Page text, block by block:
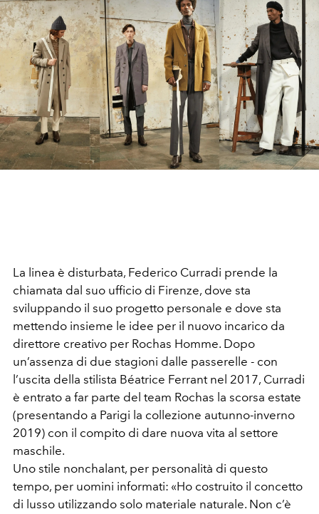
La linea è disturbata, Federico Curradi prende la
chiamata dal suo ufficio di Firenze, dove sta
sviluppando il suo progetto personale e dove sta
mettendo insieme le idee per il nuovo incarico da
direttore creativo per Rochas Homme. Dopo
un’assenza di due stagioni dalle passerelle - con
l’uscita della stilista Béatrice Ferrant nel 2017, Curradi
è entrato a far parte del team Rochas la scorsa estate
(presentando a Parigi la collezione autunno-inverno
2019) con il compito di dare nuova vita al settore
maschile.
Uno stile nonchalant, per personalità di questo
tempo, per uomini informati: «Ho costruito il concetto
di lusso utilizzando solo materiale naturale. Non c’è